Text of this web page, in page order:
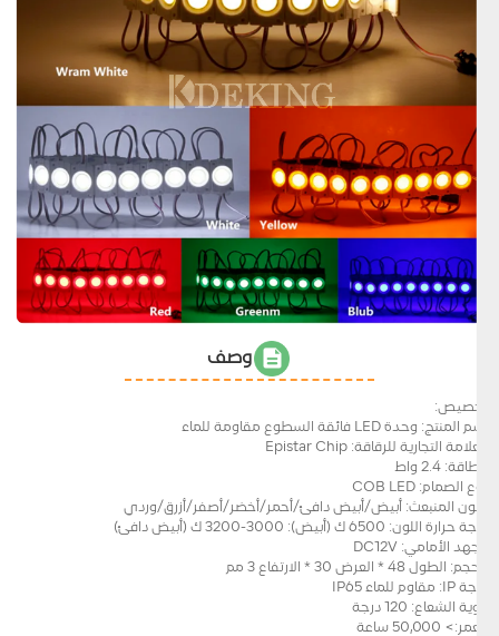
وصف
تخصيص:
اسم المنتج: وحدة LED فائقة السطوع مقاومة للماء
العلامة التجارية للرقاقة: Epistar Chip
الطاقة: 2.4 واط
نوع الصمام: COB LED
اللون المنبعث: أبيض/أبيض دافئ/أحمر/أخضر/أصفر/أزرق/وردي
درجة حرارة اللون: 6500 ك (أبيض): 3000-3200 ك (أبيض دافئ)
الجهد الأمامي: DC12V
الحجم: الطول 48 * العرض 30 * الارتفاع 3 مم
درجة IP: مقاوم للماء IP65
زاوية الشعاع: 120 درجة
العمر:> 50,000 ساعة